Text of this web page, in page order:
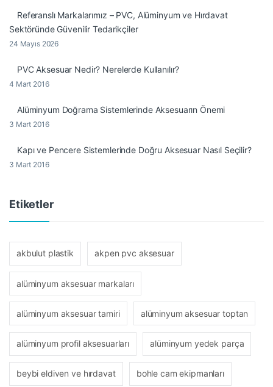
Referanslı Markalarımız – PVC, Alüminyum ve Hırdavat
Sektöründe Güvenilir Tedarikçiler
24 Mayıs 2026
PVC Aksesuar Nedir? Nerelerde Kullanılır?
4 Mart 2016
Alüminyum Doğrama Sistemlerinde Aksesuarın Önemi
3 Mart 2016
Kapı ve Pencere Sistemlerinde Doğru Aksesuar Nasıl Seçilir?
3 Mart 2016
Etiketler
akbulut plastik akpen pvc aksesuar
alüminyum aksesuar markaları
alüminyum aksesuar tamiri alüminyum aksesuar toptan
alüminyum profil aksesuarları alüminyum yedek parça
beybi eldiven ve hırdavat bohle cam ekipmanları